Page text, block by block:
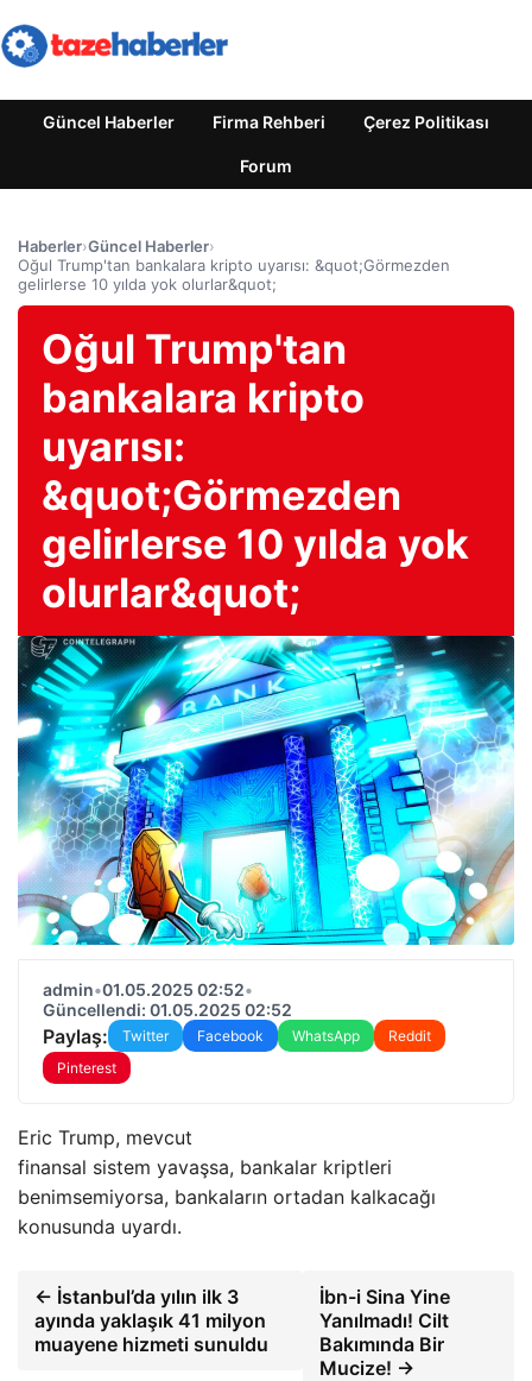
Güncel Haberler Firma Rehberi Çerez Politikası
Forum
Haberler›Güncel Haberler›
Oğul Trump'tan bankalara kripto uyarısı: &quot;Görmezden
gelirlerse 10 yılda yok olurlar&quot;
Oğul Trump'tan
bankalara kripto
uyarısı:
&quot;Görmezden
gelirlerse 10 yılda yok
olurlar&quot;
admin•01.05.2025 02:52•
Güncellendi: 01.05.2025 02:52
Paylaş: Twitter Facebook WhatsApp
Reddit
Pinterest
Eric Trump, mevcut
finansal sistem yavaşsa, bankalar kriptleri
benimsemiyorsa, bankaların ortadan kalkacağı
konusunda uyardı.
← İstanbul’da yılın ilk 3
ayında yaklaşık 41 milyon
muayene hizmeti sunuldu
İbn-i Sina Yine
Yanılmadı! Cilt
Bakımında Bir
Mucize! →